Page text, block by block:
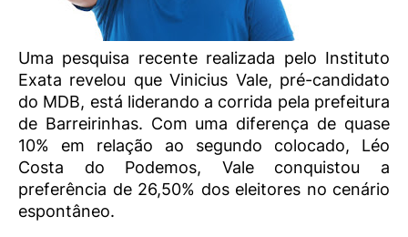
Uma pesquisa recente realizada pelo Instituto
Exata revelou que Vinicius Vale, pré-candidato
do MDB, está liderando a corrida pela prefeitura
de Barreirinhas. Com uma diferença de quase
10% em relação ao segundo colocado, Léo
Costa do Podemos, Vale conquistou a
preferência de 26,50% dos eleitores no cenário
espontâneo.